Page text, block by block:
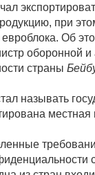
при
Об
оборонной и
страны
называть
местная